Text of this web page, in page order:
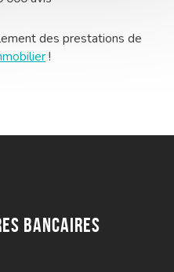
des prestations de
!
bancaires